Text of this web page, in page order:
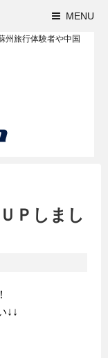
MENU
州旅行体験者や中国
Ｐしまし
↓↓